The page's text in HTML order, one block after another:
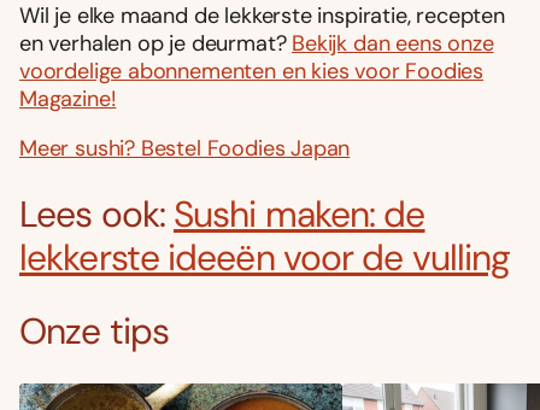
Wil je elke maand de lekkerste inspiratie, recepten
en verhalen op je deurmat? Bekijk dan eens onze
voordelige abonnementen en kies voor Foodies
Magazine!
Meer sushi? Bestel Foodies Japan
Lees ook: Sushi maken: de
lekkerste ideeën voor de vulling
Onze tips